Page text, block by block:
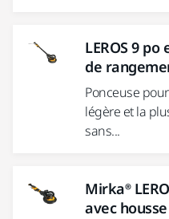
LEROS 9
de
Ponceuse
légère et la
sans...
Mirka®
avec